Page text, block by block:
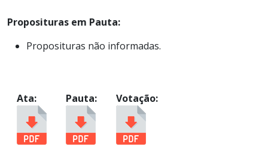
Proposituras em Pauta:
Proposituras não informadas.
Ata: Pauta: Votação: